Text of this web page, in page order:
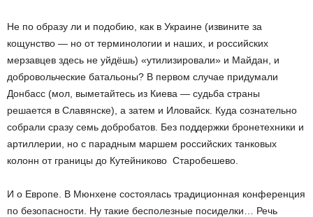
Не по образу ли и подобию, как в Украине (извините за
кощунство — но от терминологии и наших, и российских
мерзавцев здесь не уйдёшь) «утилизировали» и Майдан, и
добровольческие батальоны? В первом случае придумали
Донбасс (мол, выметайтесь из Киева — судьба страны
решается в Славянске), а затем и Иловайск. Куда сознательно
собрали сразу семь добробатов. Без поддержки бронетехники и
артиллерии, но с парадным маршем российских танковых
колонн от границы до Кутейниково ­ Старобешево.
И о Европе. В Мюнхене состоялась традиционная конференция
по безопасности. Ну такие бесполезные посиделки… Речь